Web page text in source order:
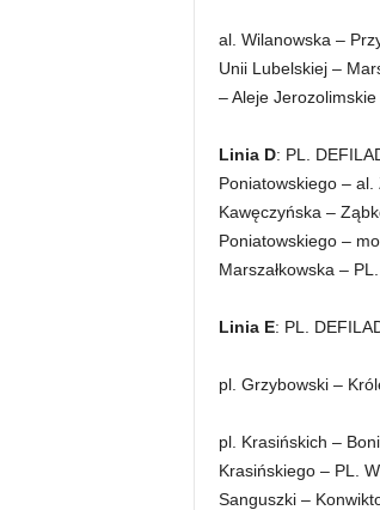
al. Wilanowska –
Unii Lubelskiej –
– Aleje
Linia D: PL.
Poniatowskiego –
Kawęczyńska –
Poniatowskiego –
Marszałkowska –
Linia E: PL.
pl. Grzybowski –
pl. Krasińskich –
Krasińskiego – PL.
Sanguszki –